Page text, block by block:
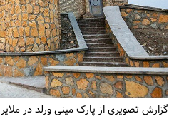
گزارش تصویری از پارک مینی ورلد در ملایر